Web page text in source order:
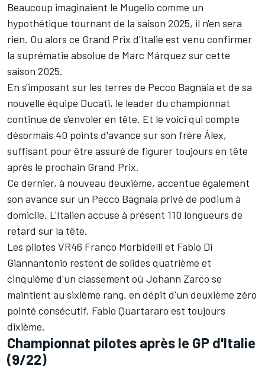
Beaucoup imaginaient le Mugello comme un
hypothétique tournant de la saison 2025, il n'en sera
rien. Ou alors ce Grand Prix d'Italie est venu confirmer
la suprématie absolue de Marc Márquez sur cette
saison 2025.
En s'imposant sur les terres de Pecco Bagnaia et de sa
nouvelle équipe Ducati, le leader du championnat
continue de s'envoler en tête. Et le voici qui compte
désormais 40 points d'avance sur son frère Álex,
suffisant pour être assuré de figurer toujours en tête
après le prochain Grand Prix.
Ce dernier, à nouveau deuxième, accentue également
son avance sur un Pecco Bagnaia privé de podium à
domicile. L'Italien accuse à présent 110 longueurs de
retard sur la tête.
Les pilotes VR46 Franco Morbidelli et Fabio Di
Giannantonio restent de solides quatrième et
cinquième d'un classement où Johann Zarco se
maintient au sixième rang, en dépit d'un deuxième zéro
pointé consécutif. Fabio Quartararo est toujours
dixième.
Championnat pilotes après le GP d'Italie
(9/22)